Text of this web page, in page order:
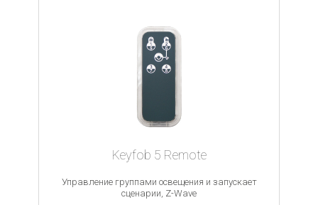
Keyfob 5 Remote
Управление группами освещения и запускает
сценарии, Z-Wave